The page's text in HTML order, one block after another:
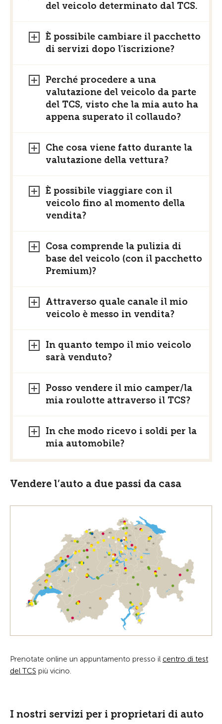
del veicolo determinato dal TCS.
È possibile cambiare il pacchetto
di servizi dopo l’iscrizione?
Perché procedere a una
valutazione del veicolo da parte
del TCS, visto che la mia auto ha
appena superato il collaudo?
Che cosa viene fatto durante la
valutazione della vettura?
È possibile viaggiare con il
veicolo fino al momento della
vendita?
Cosa comprende la pulizia di
base del veicolo (con il pacchetto
Premium)?
Attraverso quale canale il mio
veicolo è messo in vendita?
In quanto tempo il mio veicolo
sarà venduto?
Posso vendere il mio camper/la
mia roulotte attraverso il TCS?
In che modo ricevo i soldi per la
mia automobile?
Vendere l’auto a due passi da casa
Prenotate online un appuntamento presso il centro di test
del TCS più vicino.
I nostri servizi per i proprietari di auto